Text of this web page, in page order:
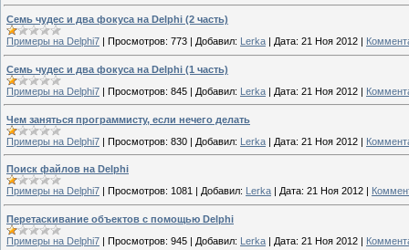
Семь чудес и два фокуса на Delphi (2 часть)
Примеры на Delphi7
Просмотров: 773 Добавил: Lerka Дата: 21 Ноя 2012
Семь чудес и два фокуса на Delphi (1 часть)
Примеры на Delphi7 | Просмотров: 845 | Добавил: Lerka | Дата: 21 Ноя 2012 |
Чем заняться программисту, если нечего делать
Примеры на Delphi7 | Просмотров: 830 | Добавил: Lerka | Дата: 21 Ноя 2012 |
Поиск файлов на Delphi
Примеры на Delphi7 | Просмотров: 1081 | Добавил: Lerka | Дата: 21 Ноя 2012 |
Перетаскивание объектов с помощью Delphi
Примеры на Delphi7 | Просмотров: 945 | Добавил: Lerka | Дата: 21 Ноя 2012 |